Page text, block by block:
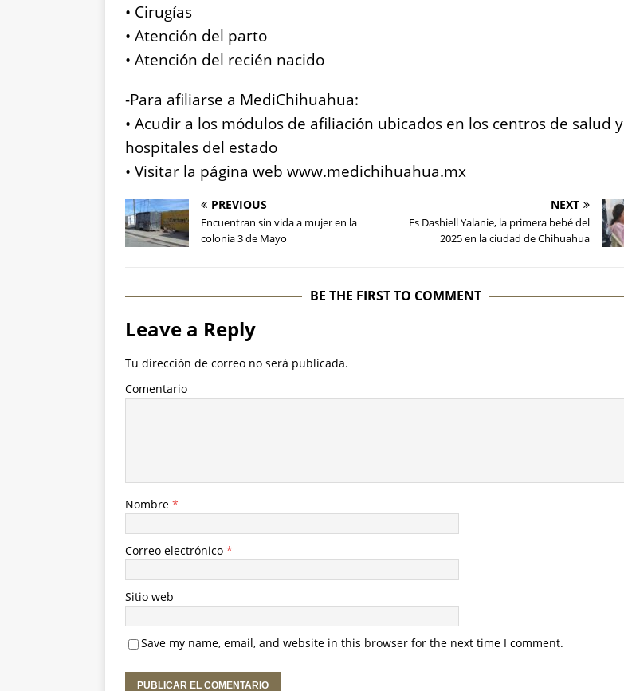
•⁠ ⁠Cirugías
•⁠ ⁠Atención del parto
•⁠ ⁠Atención del recién nacido
-Para afiliarse a MediChihuahua:
•⁠ ⁠Acudir a los módulos de afiliación ubicados en los centros de salud y
hospitales del estado
•⁠ ⁠Visitar la página web www.medichihuahua.mx
PREVIOUS
Encuentran sin vida a mujer en la
colonia 3 de Mayo
NEXT
Es Dashiell Yalanie, la primera bebé del
2025 en la ciudad de Chihuahua
BE THE FIRST TO COMMENT
Leave a Reply
Tu dirección de correo no será publicada.
Comentario
Nombre *
Correo electrónico *
Sitio web
Save my name, email, and website in this browser for the next time I comment.